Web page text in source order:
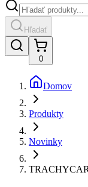
Hľadať
0
Domov
Produkty
Novinky